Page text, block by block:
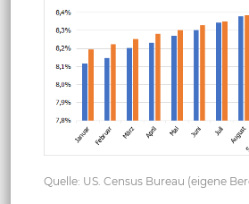
Quelle: US. Census Bureau (eigene